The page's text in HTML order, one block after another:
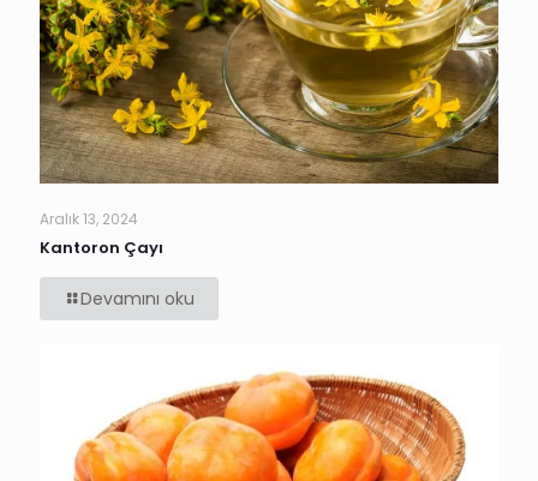
Aralık 13, 2024
Kantoron Çayı
Devamını oku